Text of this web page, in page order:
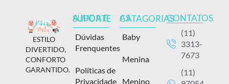
ESTILO
DIVERTIDO,
CONFORTO
GARANTIDO.
AJUDA E SUPORTE
Dúvidas
Frenquentes
Políticas de
Privacidade
AS CATAGORIAS
Baby
Menina
Menino
CONTATOS
(11)
3313-
7673
(11)